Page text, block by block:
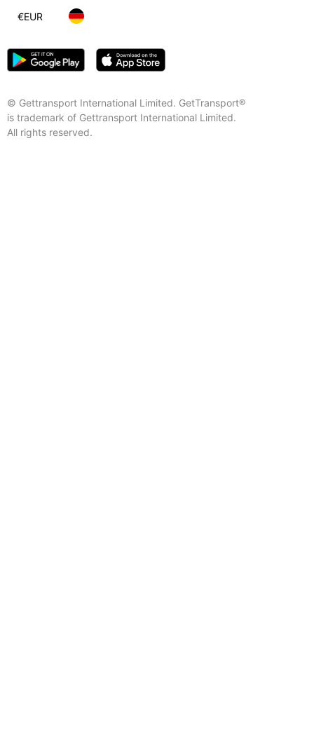
© Gettransport International Limited. GetTransport®
is trademark of Gettransport International Limited.
All rights reserved.
€EUR